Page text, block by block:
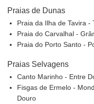
Praias de Dunas
Praia da Ilha de Tavira -
Praia do Carvalhal -
Praia do Porto Santo -
Praias Selvagens
Canto Marinho - Entre
Fisgas de Ermelo -
Douro